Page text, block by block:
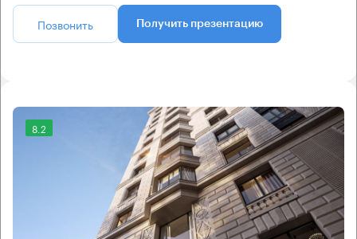
Позвонить Получить презентацию
8.2